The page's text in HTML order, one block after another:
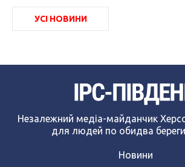
УСІ НОВИНИ
Незалежний медіа-майданчик
для людей по обидва
Новини